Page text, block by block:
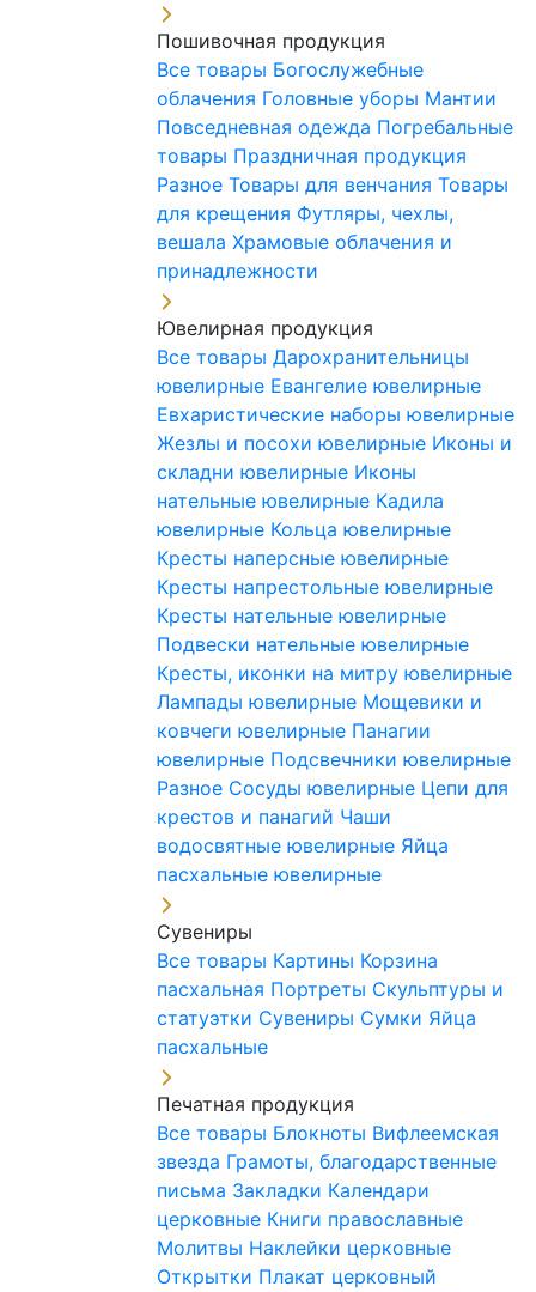
Пошивочная продукция
Все товары Богослужебные
облачения Головные уборы Мантии
Повседневная одежда Погребальные
товары Праздничная продукция
Разное Товары для венчания Товары
для крещения Футляры, чехлы,
вешала Храмовые облачения и
принадлежности
Ювелирная продукция
Все товары Дарохранительницы
ювелирные Евангелие ювелирные
Евхаристические наборы ювелирные
Жезлы и посохи ювелирные Иконы и
складни ювелирные Иконы
нательные ювелирные Кадила
ювелирные Кольца ювелирные
Кресты наперсные ювелирные
Кресты напрестольные ювелирные
Кресты нательные ювелирные
Подвески нательные ювелирные
Кресты, иконки на митру ювелирные
Лампады ювелирные Мощевики и
ковчеги ювелирные Панагии
ювелирные Подсвечники ювелирные
Разное Сосуды ювелирные Цепи для
крестов и панагий Чаши
водосвятные ювелирные Яйца
пасхальные ювелирные
Сувениры
Все товары Картины Корзина
пасхальная Портреты Скульптуры и
статуэтки Сувениры Сумки Яйца
пасхальные
Печатная продукция
Все товары Блокноты Вифлеемская
звезда Грамоты, благодарственные
письма Закладки Календари
церковные Книги православные
Молитвы Наклейки церковные
Открытки Плакат церковный